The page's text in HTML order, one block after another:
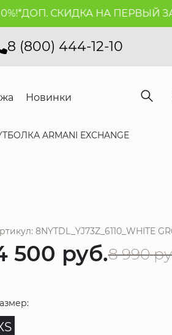
ДОП. СКИДКА НА ПЕРВЫЙ ЗАКАЗ
8 (800) 444-12-10
Новинки
ARMANI EXCHANGE
8NYTDL_YJ73Z_6110_WHITE
500 руб.8 990